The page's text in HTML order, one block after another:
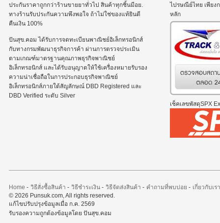
ประกันราคาถูกกว่าร้านขายยาทั่วไป สินค้าทุกชิ้นมีอย.
ทางร้านรับประกันความพึงพอใจ ถ้าไม่ใช่ของแท้ยินดี
คืนเงิน 100%
ปันสุข.คอม ได้รับการจดทะเบียนพาณิชย์อิเล็กทรอนิกส์
กับทางกรมพัฒนาธุรกิจการค้า ผ่านการตรวจประเมิน
ตามเกณฑ์มาตรฐานคุณภาพธุรกิจพาณิชย์
อิเล็กทรอนิกส์ และได้รับอนุญาตให้ใช้เครื่องหมายรับรอง
ความน่าเชื่อถือในการประกอบธุรกิจพาณิชย์
อิเล็กทรอนิกส์ภายใต้สัญลักษณ์ DBD Registered และ
DBD Verified ระดับ Silver
ไปรษณีย์ไทย เพียง
หลัก
เช็คเลขพัสดุSPX
Home - วิธีสั่งซื้อสินค้า - วิธีชำระเงิน- วิธีจัดส่งสินค้า - คำถามที่พบบ่อย - เกี่ยวกับเรา
© 2026 Punsuk.com, All rights reserved.
แก้ไขปรับปรุงข้อมูลเมื่อ ก.ค. 2569
รับรองความถูกต้องข้อมูลโดย ปันสุข.คอม